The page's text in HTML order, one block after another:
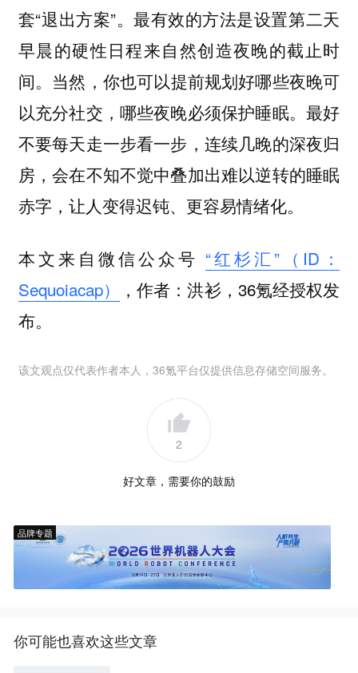
套“退出方案”。最有效的方法是设置第二天
早晨的硬性日程来自然创造夜晚的截止时
间。 当然，你也可以提前规划好哪些夜晚可
以充分社交，哪些夜晚必须保护睡眠。最好
不要每天走一步看一步，连续几晚的深夜归
房，会在不知不觉中叠加出难以逆转的睡眠
赤字，让人变得迟钝、更容易情绪化。
本文来自微信公众号 “红杉汇”（ID：
Sequoiacap）
，作者：洪衫，36氪经授权发
布。
该文观点仅代表作者本人，36氪平台仅提供信息存储空间服务。
2
好文章，需要你的鼓励
品牌专题
你可能也喜欢这些文章